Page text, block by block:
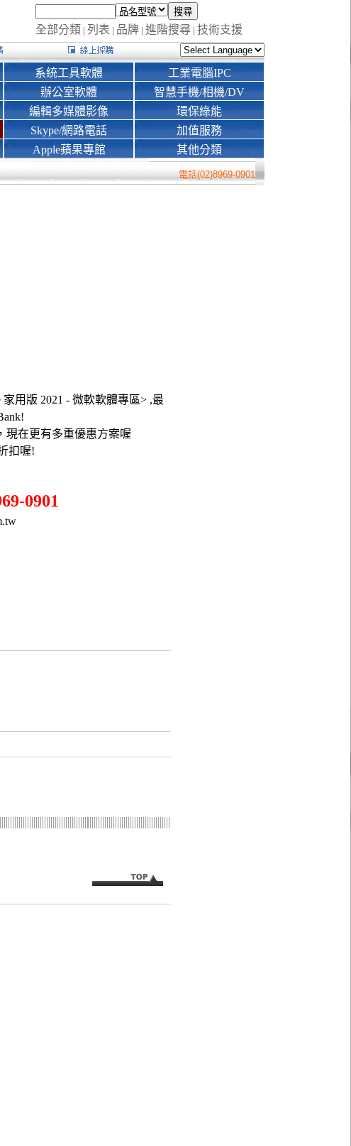
全部分類 | 列表 | 品牌 | 進階搜尋 | 技術支援
系統工具軟體
辦公室軟體
編輯多媒體影像
Skype/網路電話
Apple蘋果專館
工業電腦IPC
智慧手機/相機/DV
環保綠能
加值服務
其他分類
電話(02)8969-0901
用版 2021 - 微軟軟體專區> ,最
現在更有多重優惠方案喔
扣喔!
0901